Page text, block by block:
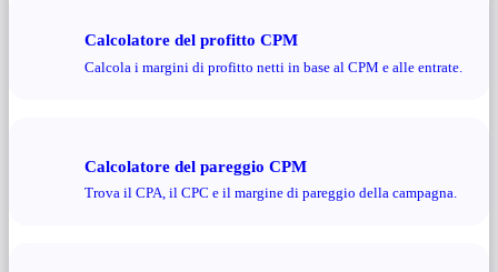
Calcolatore del profitto CPM
Calcola i margini di profitto netti in base al CPM e alle entrate.
Calcolatore del pareggio CPM
Trova il CPA, il CPC e il margine di pareggio della campagna.